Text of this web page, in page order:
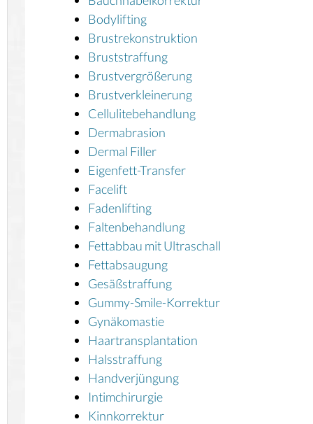
Bodylifting
Brustrekonstruktion
Bruststraffung
Brustvergrößerung
Brustverkleinerung
Cellulitebehandlung
Dermabrasion
Dermal Filler
Eigenfett-Transfer
Facelift
Fadenlifting
Faltenbehandlung
Fettabbau mit Ultraschall
Fettabsaugung
Gesäßstraffung
Gummy-Smile-Korrektur
Gynäkomastie
Haartransplantation
Halsstraffung
Handverjüngung
Intimchirurgie
Kinnkorrektur